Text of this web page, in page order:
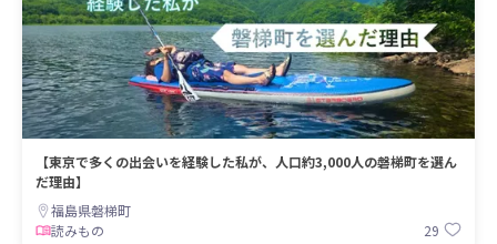
【東京で多くの出会いを経験した私が、人口約3,000人の磐梯町を選ん
だ理由】
福島県磐梯町
読みもの
29